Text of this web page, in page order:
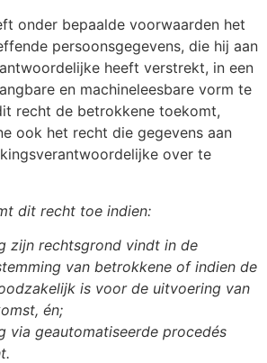
onder bepaalde voorwaarden het
persoonsgegevens, die hij aan
heeft verstrekt, in een
en machineleesbare vorm te
recht de betrokkene toekomt,
ook het recht die gegevens aan
over te
dit recht toe indien:
zijn rechtsgrond vindt in de
van betrokkene of indien de
is voor de uitvoering van
én;
via geautomatiseerde procedés